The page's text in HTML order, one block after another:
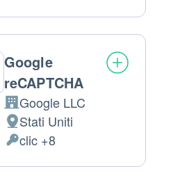
Google
reCAPTCHA
Azienda:
Google LLC
Luogo del trattamento:
Stati Uniti
Dati Personali trattati:
clic +8